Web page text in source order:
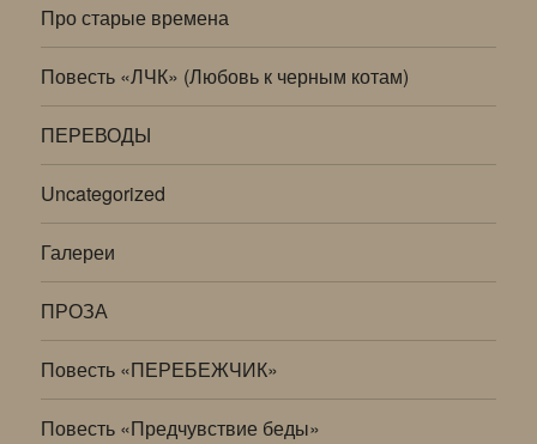
Про старые времена
Повесть «ЛЧК» (Любовь к черным котам)
ПЕРЕВОДЫ
Uncategorized
Галереи
ПРОЗА
Повесть «ПЕРЕБЕЖЧИК»
Повесть «Предчувствие беды»